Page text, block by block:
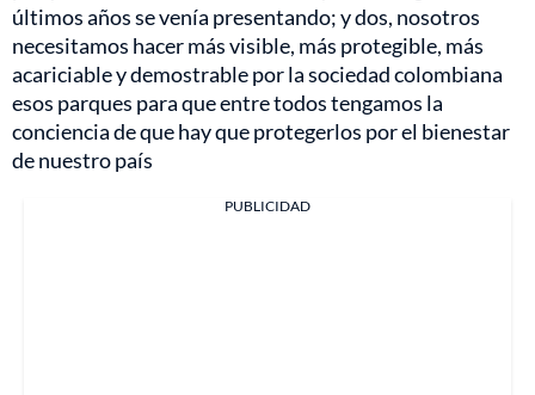
últimos años se venía presentando; y dos, nosotros
necesitamos hacer más visible, más protegible, más
acariciable y demostrable por la sociedad colombiana
esos parques para que entre todos tengamos la
conciencia de que hay que protegerlos por el bienestar
de nuestro país
PUBLICIDAD